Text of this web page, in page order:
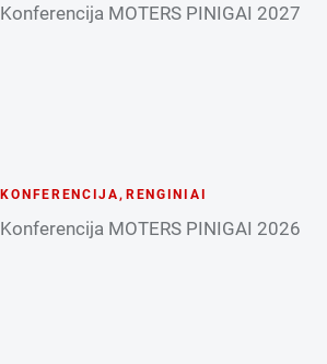
Konferencija MOTERS PINIGAI 2027
KONFERENCIJA, RENGINIAI
Konferencija MOTERS PINIGAI 2026